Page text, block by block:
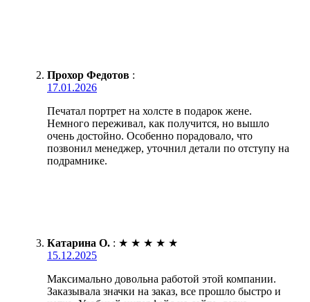
Прохор Федотов :
17.01.2026
Печатал портрет на холсте в подарок жене.
Немного переживал, как получится, но вышло
очень достойно. Особенно порадовало, что
позвонил менеджер, уточнил детали по отступу на
подрамнике.
Катарина О. : ★ ★ ★ ★ ★
15.12.2025
Максимально довольна работой этой компании.
Заказывала значки на заказ, все прошло быстро и